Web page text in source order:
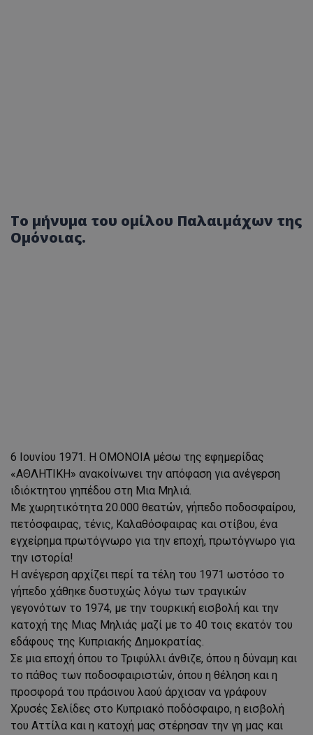
Το μήνυμα του ομίλου Παλαιμάχων της
Ομόνοιας.
6 Ιουνίου 1971. H ΟΜΟΝΟΙΑ μέσω της εφημερίδας
«ΑΘΛΗΤΙΚΗ» ανακοίνωνει την απόφαση για ανέγερση
ιδιόκτητου γηπέδου στη Μια Μηλιά.
Με χωρητικότητα 20.000 θεατών, γήπεδο ποδοσφαίρου,
πετόσφαιρας, τένις, Καλαθόσφαιρας και στίβου, ένα
εγχείρημα πρωτόγνωρο για την εποχή, πρωτόγνωρο για
την ιστορία!
Η ανέγερση αρχίζει περί τα τέλη του 1971 ωστόσο το
γήπεδο χάθηκε δυστυχώς λόγω των τραγικών
γεγονότων το 1974, με την τουρκική εισβολή και την
κατοχή της Μιας Μηλιάς μαζί με το 40 τοις εκατόν του
εδάφους της Κυπριακής Δημοκρατίας.
Σε μια εποχή όπου το Τριφύλλι άνθιζε, όπου η δύναμη και
το πάθος των ποδοσφαιριστών, όπου η θέληση και η
προσφορά του πράσινου λαού άρχισαν να γράφουν
Χρυσές Σελίδες στο Κυπριακό ποδόσφαιρο, η εισβολή
του Αττίλα και η κατοχή μας στέρησαν την γη μας και